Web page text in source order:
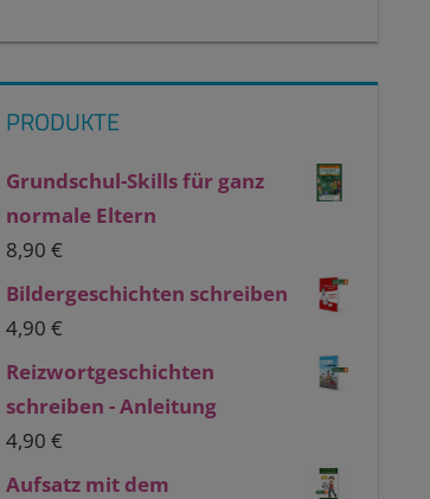
PRODUKTE
Grundschul-Skills für ganz
normale Eltern
8,90€
Bildergeschichten schreiben
4,90€
Reizwortgeschichten
schreiben - Anleitung
4,90€
Aufsatz mit dem